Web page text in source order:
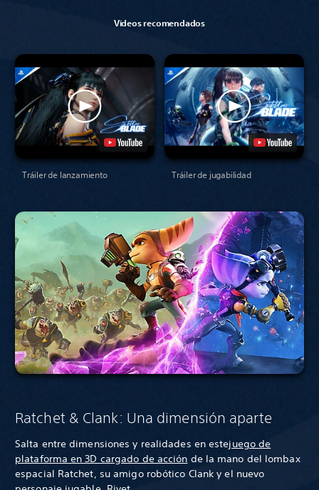
Videos recomendados
Tráiler de lanzamiento Tráiler de jugabilidad
Ratchet & Clank: Una dimensión aparte
Salta entre dimensiones y realidades en estejuego de
plataforma en 3D cargado de acción de la mano del lombax
espacial Ratchet, su amigo robótico Clank y el nuevo